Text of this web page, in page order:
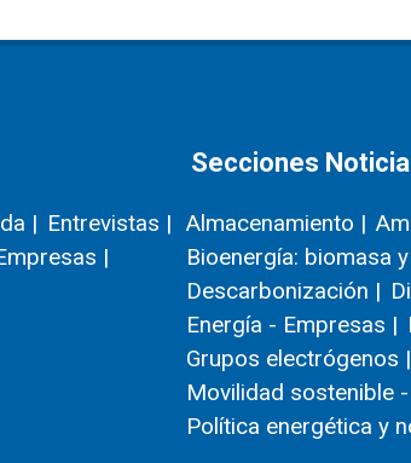
| Entrevistas |
|
Secciones
Almacenamiento |
Bioenergía: biomasa
Descarbonización |
Energía - Empresas |
Grupos electrógenos |
Movilidad sostenible
Política energética y